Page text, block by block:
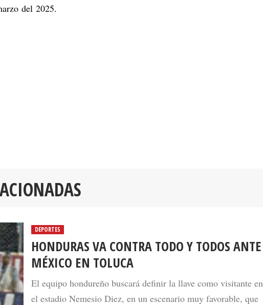
del 2025.
DEPORTES
HONDURAS VA CONTRA TODO Y TODOS ANTE
MÉXICO EN TOLUCA
El equipo hondureño buscará definir la llave como visitante en
el estadio Nemesio Diez, en un escenario muy favorable, que